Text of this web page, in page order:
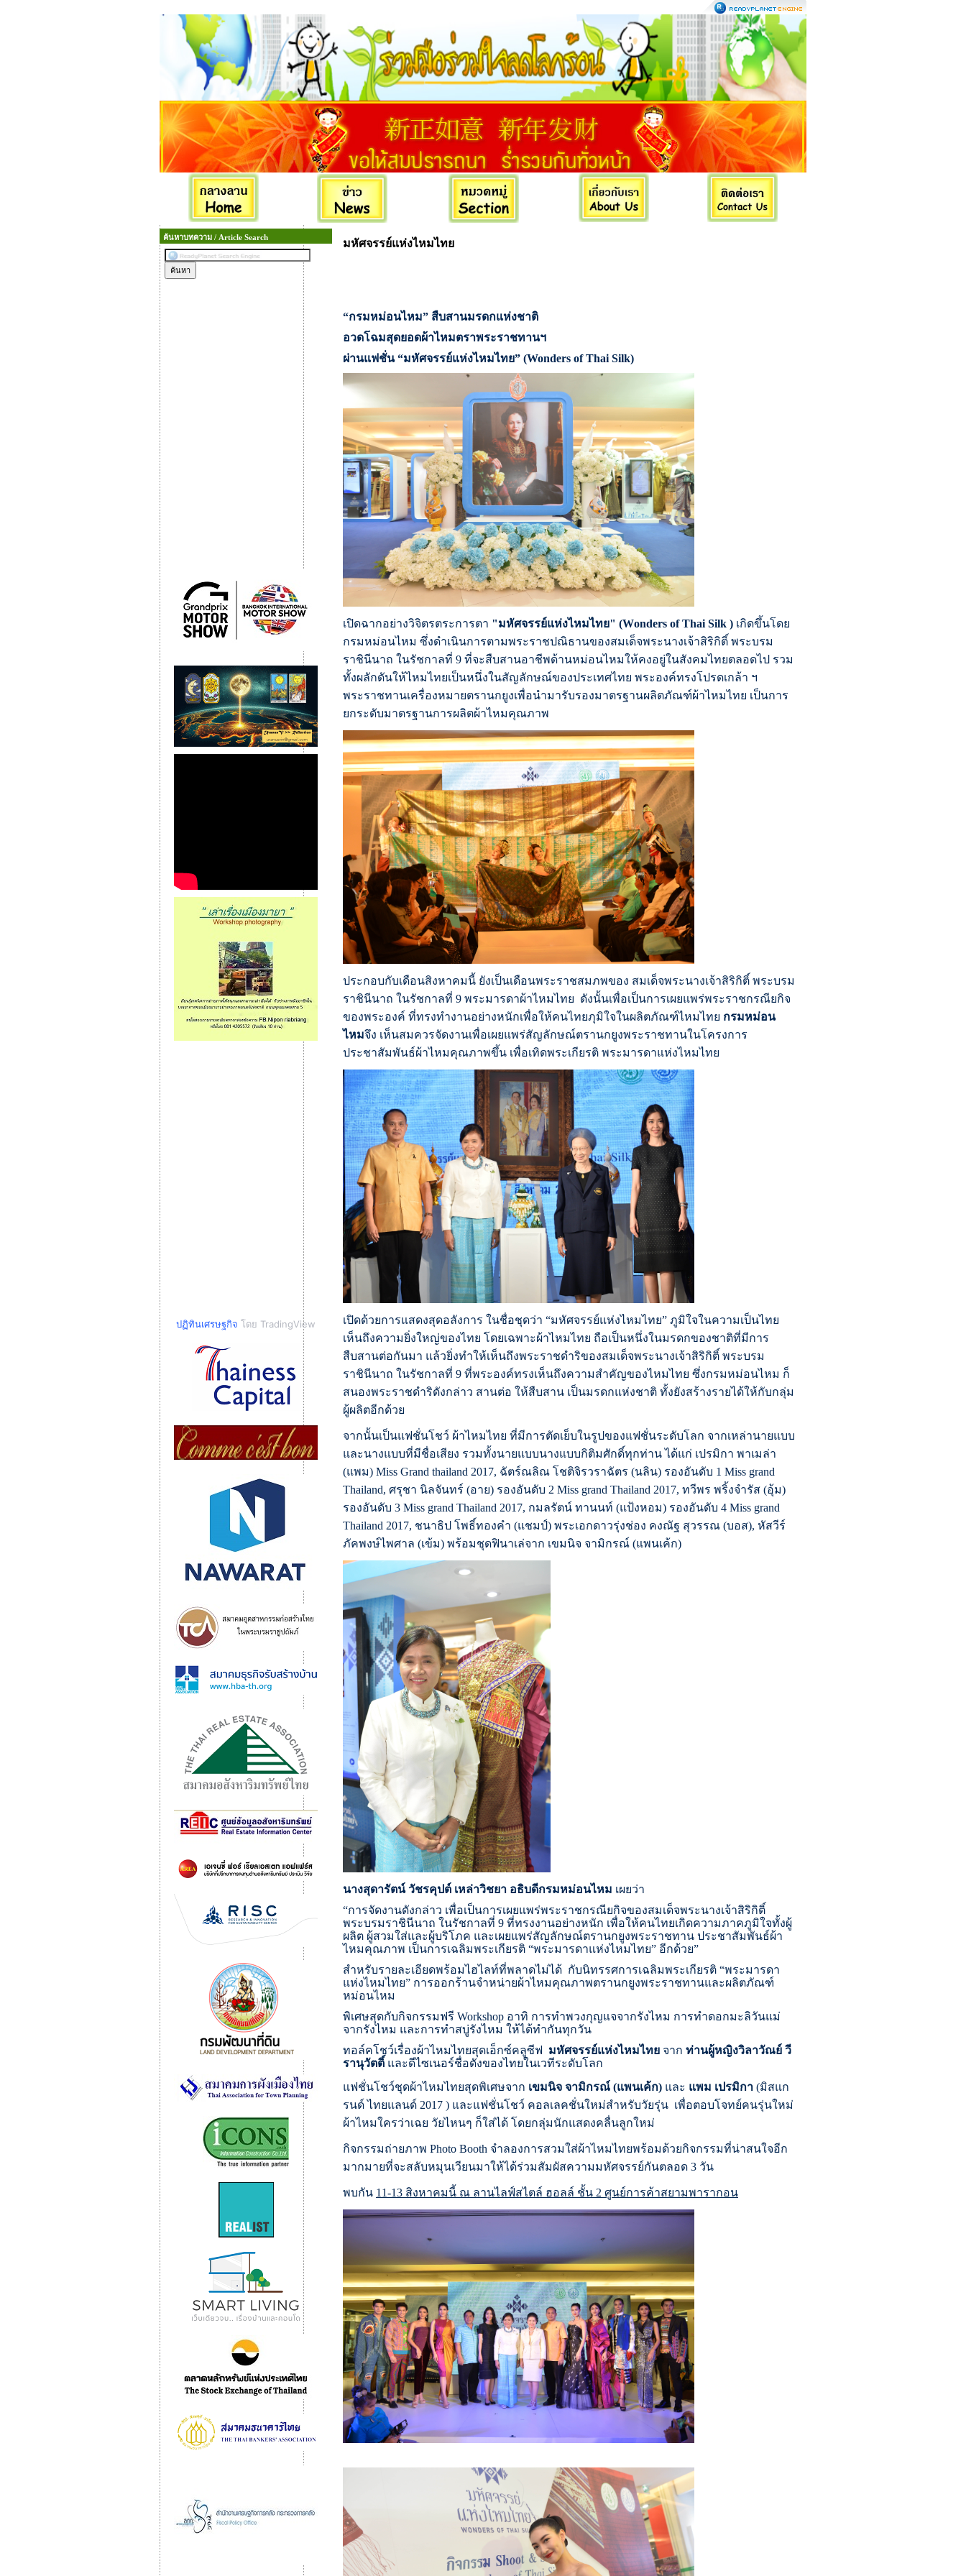
ค้นหาบทความ / Article Search
ปฏิทินเศรษฐกิจ โดย TradingView
มหัศจรรย์แห่งไหมไทย
“กรมหม่อนไหม” สืบสานมรดกแห่งชาติ
อวดโฉมสุดยอดผ้าไหมตราพระราชทานฯ
ผ่านแฟชั่น “มหัศจรรย์แห่งไหมไทย” (Wonders of Thai Silk)
เปิดฉากอย่างวิจิตรตระการตา "มหัศจรรย์แห่งไหมไทย" (Wonders of Thai Silk ) เกิดขึ้นโดย
กรมหม่อนไหม ซึ่งดำเนินการตามพระราชปณิธานของสมเด็จพระนางเจ้าสิริกิติ์ พระบรม
ราชินีนาถ ในรัชกาลที่ 9 ที่จะสืบสานอาชีพด้านหม่อนไหมให้คงอยู่ในสังคมไทยตลอดไป รวม
ทั้งผลักดันให้ไหมไทยเป็นหนึ่งในสัญลักษณ์ของประเทศไทย พระองค์ทรงโปรดเกล้า ฯ
พระราชทานเครื่องหมายตรานกยูงเพื่อนำมารับรองมาตรฐานผลิตภัณฑ์ผ้าไหมไทย เป็นการ
ยกระดับมาตรฐานการผลิตผ้าไหมคุณภาพ
ประกอบกับเดือนสิงหาคมนี้ ยังเป็นเดือนพระราชสมภพของ สมเด็จพระนางเจ้าสิริกิติ์ พระบรม
ราชินีนาถ ในรัชกาลที่ 9 พระมารดาผ้าไหมไทย ดังนั้นเพื่อเป็นการเผยแพร่พระราชกรณียกิจ
ของพระองค์ ที่ทรงทำงานอย่างหนักเพื่อให้คนไทยภุมิใจในผลิตภัณฑ์ไหมไทย กรมหม่อน
ไหมจึง เห็นสมควรจัดงานเพื่อเผยแพร่สัญลักษณ์ตรานกยูงพระราชทานในโครงการ
ประชาสัมพันธ์ผ้าไหมคุณภาพขึ้น เพื่อเทิดพระเกียรติ พระมารดาแห่งไหมไทย
เปิดด้วยการแสดงสุดอลังการ ในชื่อชุดว่า “มหัศจรรย์แห่งไหมไทย” ภูมิใจในความเป็นไทย
เห็นถึงความยิ่งใหญ่ของไทย โดยเฉพาะผ้าไหมไทย ถือเป็นหนึ่งในมรดกของชาติที่มีการ
สืบสานต่อกันมา แล้วยิ่งทำให้เห็นถึงพระราชดำริของสมเด็จพระนางเจ้าสิริกิติ์ พระบรม
ราชินีนาถ ในรัชกาลที่ 9 ที่พระองค์ทรงเห็นถึงความสำคัญของไหมไทย ซึ่งกรมหม่อนไหม ก็
สนองพระราชดำริดังกล่าว สานต่อ ให้สืบสาน เป็นมรดกแห่งชาติ ทั้งยังสร้างรายได้ให้กับกลุ่ม
ผู้ผลิตอีกด้วย
จากนั้นเป็นแฟชั่นโชว์ ผ้าไหมไทย ที่มีการตัดเย็บในรูปของแฟชั่นระดับโลก จากเหล่านายแบบ
และนางแบบที่มีชื่อเสียง รวมทั้งนายแบบนางแบบกิติมศักดิ์ทุกท่าน ได้แก่ เปรมิกา​ พาเมล่า
(แพม​) Miss Grand thailand 2017, ฉัตร์ณลิณ โชติจิรวราฉัตร (นลิน) รองอันดับ 1 Miss grand
Thailand, ศรุชา นิลจันทร์ (อาย) รองอันดับ 2 Miss grand Thailand 2017, ทวีพร พริ้งจำรัส (อุ้ม)
รองอันดับ 3 Miss grand Thailand 2017, กมลรัตน์ ทานนท์ (แป้งหอม) รองอันดับ 4 Miss grand
Thailand 2017, ชนาธิป โพธิ์ทองคำ (แชมป์) พระเอกดาวรุ่งช่อง คงณัฐ สุวรรณ (บอส), หัสวีร์
ภัคพงษ์ไพศาล (เข้ม) พร้อมชุดฟินาเล่จาก เขมนิจ จามิกรณ์ (แพนเค้ก)
นางสุดารัตน์ วัชรคุปต์ เหล่าวิชยา อธิบดีกรมหม่อนไหม เผยว่า
“การจัดงานดังกล่าว เพื่อเป็นการเผยแพร่พระราชกรณียกิจของสมเด็จพระนางเจ้าสิริกิติ์
พระบรมราชินีนาถ ในรัชกาลที่ 9 ที่ทรงงานอย่างหนัก เพื่อให้คนไทยเกิดความภาคภูมิใจทั้งผู้
ผลิต ผู้สวมใส่และผู้บริโภค และเผยแพร่สัญลักษณ์ตรานกยูงพระราชทาน ประชาสัมพันธ์ผ้า
ไหมคุณภาพ เป็นการเฉลิมพระเกียรติ “พระมารดาแห่งไหมไทย” อีกด้วย”
สำหรับรายละเอียดพร้อมไฮไลท์ที่พลาดไม่ได้ กับนิทรรศการเฉลิมพระเกียรติ “พระมารดา
แห่งไหมไทย” การออกร้านจำหน่ายผ้าไหมคุณภาพตรานกยูงพระราชทานและผลิตภัณฑ์
หม่อนไหม
พิเศษสุดกับกิจกรรมฟรี Workshop อาทิ การทำพวงกุญแจจากรังไหม การทำดอกมะลิวันแม่
จากรังไหม และการทำสบู่รังไหม ให้ได้ทำกันทุกวัน
ทอล์คโชว์เรื่องผ้าไหมไทยสุดเอ็กซ์คลูซีฟ
มหัศจรรย์แห่งไหมไทย จาก ท่านผู้หญิงวิลาวัณย์ วี
รานุวัตติ์ และดีไซเนอร์ชื่อดังของไทยในเวทีระดับโลก
แฟชั่นโชว์ชุดผ้าไหมไทยสุดพิเศษจาก เขมนิจ จามิกรณ์ (แพนเค้ก) และ แพม เปรมิกา (มิสแก
รนด์ ไทยแลนด์ 2017 ) และแฟชั่นโชว์ คอลเลคชั่นใหม่สำหรับวัยรุ่น เพื่อตอบโจทย์คนรุ่นใหม่
ผ้าไหมใครว่าเฉย วัยไหนๆ ก็ใส่ได้ โดยกลุ่มนักแสดงคลื่นลูกใหม่
กิจกรรมถ่ายภาพ Photo Booth จำลองการสวมใส่ผ้าไหมไทยพร้อมด้วยกิจกรรมที่น่าสนใจอีก
มากมายที่จะสลับหมุนเวียนมาให้ได้ร่วมสัมผัสความมหัศจรรย์กันตลอด 3 วัน
พบกัน 11-13 สิงหาคมนี้ ณ ลานไลฟ์สไตล์ ฮอลล์ ชั้น 2 ศูนย์การค้าสยามพารากอน